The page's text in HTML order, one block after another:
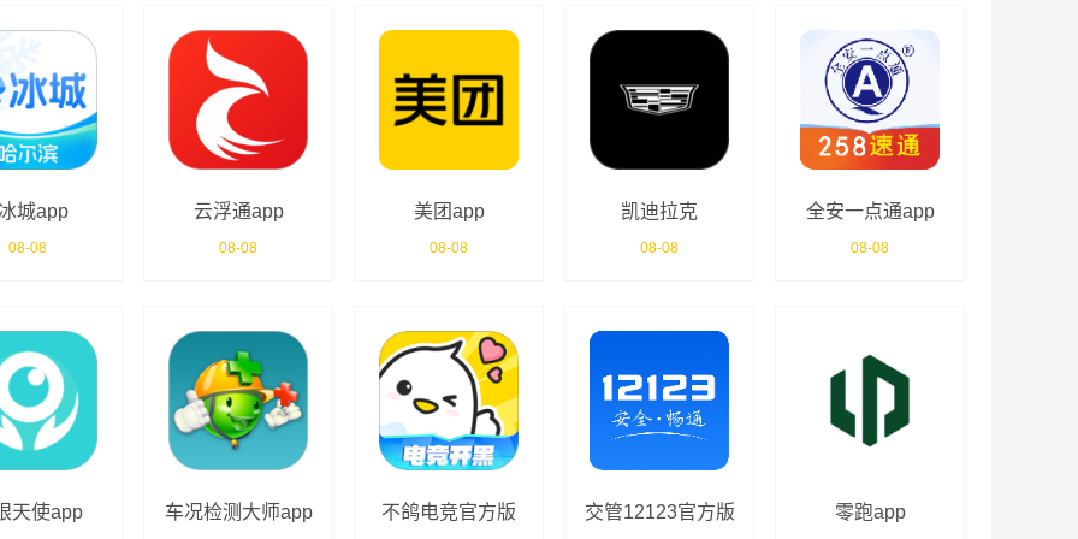
城app
08-08
云浮通app
08-08
美团app
08-08
凯迪拉克
MyCadillac
08-08
全安一点通app
08-08
天使app 车况检测大师app 不鸽电竞官方版 交管12123官方版 零跑app